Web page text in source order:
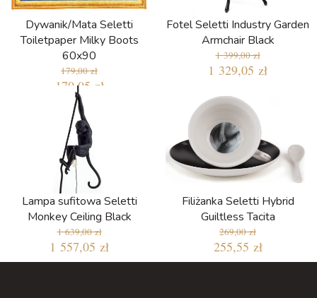
Dywanik/Mata Seletti
Toiletpaper Milky Boots
60x90
179,00 zł
170,05 zł
Fotel Seletti Industry Garden
Armchair Black
1 399,00 zł
1 329,05 zł
Lampa sufitowa Seletti
Monkey Ceiling Black
1 639,00 zł
1 557,05 zł
Filiżanka Seletti Hybrid
Guiltless Tacita
269,00 zł
255,55 zł